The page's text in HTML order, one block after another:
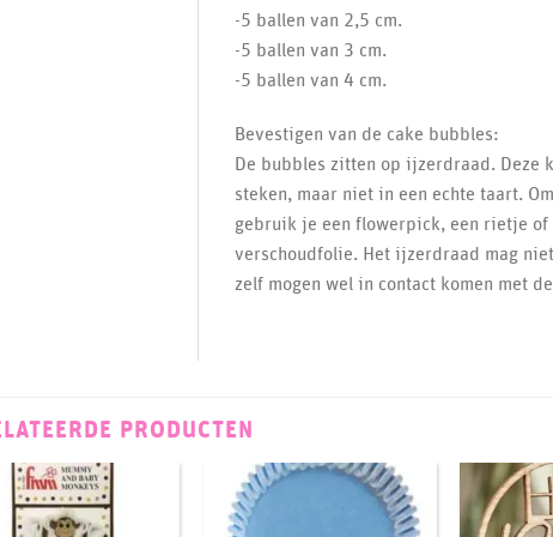
-5 ballen van 2,5 cm.
-5 ballen van 3 cm.
-5 ballen van 4 cm.
Bevestigen van de cake bubbles:
De bubbles zitten op ijzerdraad. Deze
steken, maar niet in een echte taart.
gebruik je een flowerpick, een rietje
verschoudfolie. Het ijzerdraad mag
zelf mogen wel in contact komen met
PRODUCTEN